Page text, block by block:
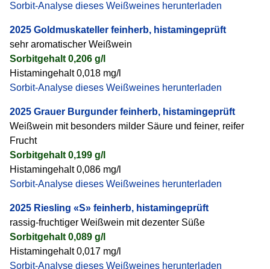
Sorbit-Analyse dieses Weißweines herunterladen
2025 Goldmuskateller feinherb, histamingeprüft
sehr aromatischer Weißwein
Sorbitgehalt 0,206 g/l
Histamingehalt 0,018 mg/l
Sorbit-Analyse dieses Weißweines herunterladen
2025 Grauer Burgunder feinherb, histamingeprüft
Weißwein mit besonders milder Säure und feiner, reifer
Frucht
Sorbitgehalt 0,199 g/l
Histamingehalt 0,086 mg/l
Sorbit-Analyse dieses Weißweines herunterladen
2025 Riesling «S» feinherb, histamingeprüft
rassig-fruchtiger Weißwein mit dezenter Süße
Sorbitgehalt 0,089 g/l
Histamingehalt 0,017 mg/l
Sorbit-Analyse dieses Weißweines herunterladen